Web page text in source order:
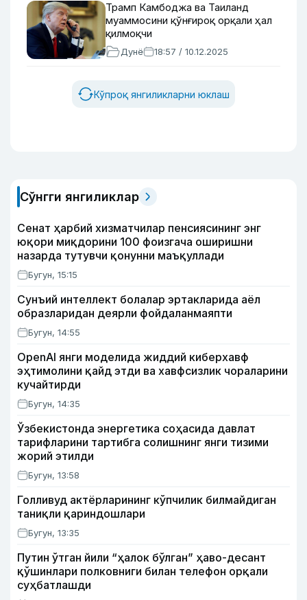
Трамп Камбоджа ва Таиланд
муаммосини қўнғироқ орқали ҳал
қилмоқчи
Дунё 18:57 / 10.12.2025
Кўпроқ янгиликларни юклаш
Сўнгги янгиликлар
Сенат ҳарбий хизматчилар пенсиясининг энг
юқори миқдорини 100 фоизгача оширишни
назарда тутувчи қонунни маъқуллади
Бугун, 15:15
Сунъий интеллект болалар эртакларида аёл
образларидан деярли фойдаланмаяпти
Бугун, 14:55
OpenAI янги моделида жиддий киберхавф
эҳтимолини қайд этди ва хавфсизлик чораларини
кучайтирди
Бугун, 14:35
Ўзбекистонда энергетика соҳасида давлат
тарифларини тартибга солишнинг янги тизими
жорий этилди
Бугун, 13:58
Голливуд актёрларининг кўпчилик билмайдиган
таниқли қариндошлари
Бугун, 13:35
Путин ўтган йили “ҳалок бўлган” ҳаво-десант
қўшинлари полковниги билан телефон орқали
суҳбатлашди